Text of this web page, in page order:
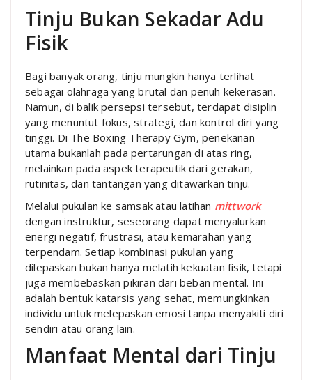
Tinju Bukan Sekadar Adu
Fisik
Bagi banyak orang, tinju mungkin hanya terlihat
sebagai olahraga yang brutal dan penuh kekerasan.
Namun, di balik persepsi tersebut, terdapat disiplin
yang menuntut fokus, strategi, dan kontrol diri yang
tinggi. Di The Boxing Therapy Gym, penekanan
utama bukanlah pada pertarungan di atas ring,
melainkan pada aspek terapeutik dari gerakan,
rutinitas, dan tantangan yang ditawarkan tinju.
Melalui pukulan ke samsak atau latihan mittwork
dengan instruktur, seseorang dapat menyalurkan
energi negatif, frustrasi, atau kemarahan yang
terpendam. Setiap kombinasi pukulan yang
dilepaskan bukan hanya melatih kekuatan fisik, tetapi
juga membebaskan pikiran dari beban mental. Ini
adalah bentuk katarsis yang sehat, memungkinkan
individu untuk melepaskan emosi tanpa menyakiti diri
sendiri atau orang lain.
Manfaat Mental dari Tinju